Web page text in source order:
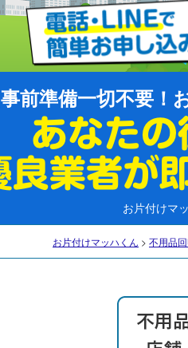
事前準備一切不要！
お片付けマ
お片付けマッハくん > 不用品